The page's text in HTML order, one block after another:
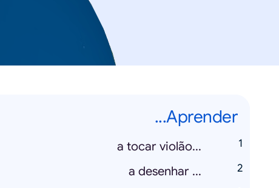
Aprender...
...a tocar violão
... a desenhar